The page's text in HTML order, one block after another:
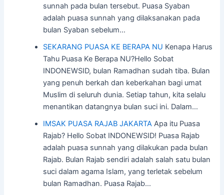
sunnah pada bulan tersebut. Puasa Syaban
adalah puasa sunnah yang dilaksanakan pada
bulan Syaban sebelum…
SEKARANG PUASA KE BERAPA NU Kenapa Harus
Tahu Puasa Ke Berapa NU?Hello Sobat
INDONEWSID, bulan Ramadhan sudah tiba. Bulan
yang penuh berkah dan keberkahan bagi umat
Muslim di seluruh dunia. Setiap tahun, kita selalu
menantikan datangnya bulan suci ini. Dalam…
IMSAK PUASA RAJAB JAKARTA Apa itu Puasa
Rajab? Hello Sobat INDONEWSID! Puasa Rajab
adalah puasa sunnah yang dilakukan pada bulan
Rajab. Bulan Rajab sendiri adalah salah satu bulan
suci dalam agama Islam, yang terletak sebelum
bulan Ramadhan. Puasa Rajab…